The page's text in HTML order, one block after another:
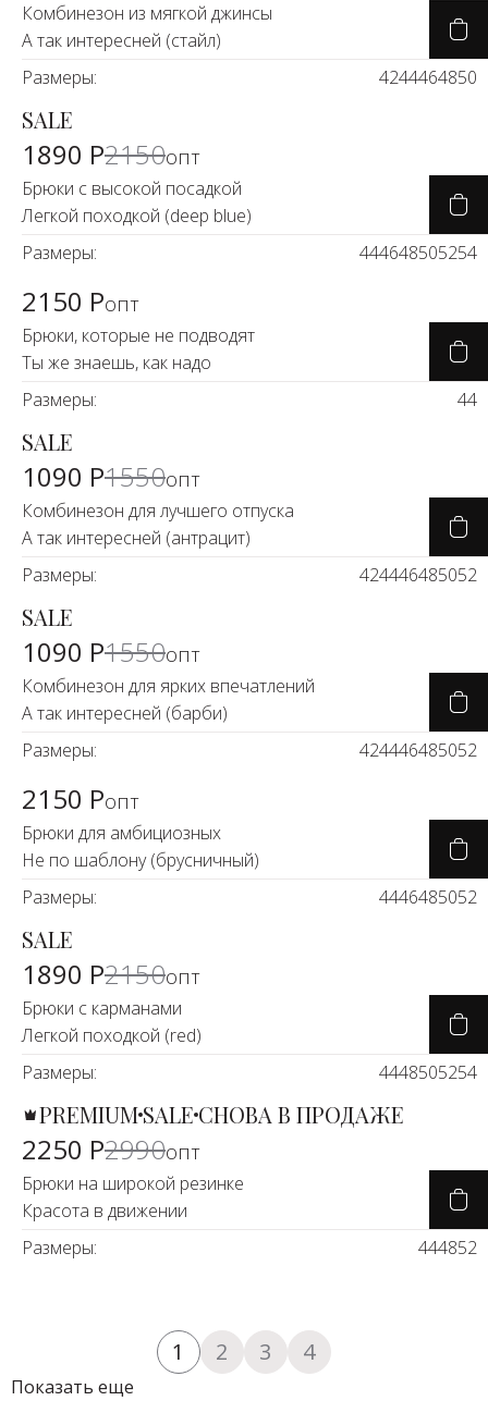
Комбинезон из мягкой джинсы
А так интересней (стайл)
Размеры:
4244464850
-11%
SALE
1890 Р2150опт
Брюки с высокой посадкой
Легкой походкой (deep blue)
Размеры:
444648505254
2150 Ропт
Брюки, которые не подводят
Ты же знаешь, как надо
Размеры:
44
-29%
SALE
1090 Р1550опт
Комбинезон для лучшего отпуска
А так интересней (антрацит)
Размеры:
424446485052
-29%
SALE
1090 Р1550опт
Комбинезон для ярких впечатлений
А так интересней (барби)
Размеры:
424446485052
2150 Ропт
Брюки для амбициозных
Не по шаблону (брусничный)
Размеры:
4446485052
-11%
SALE
1890 Р2150опт
Брюки с карманами
Легкой походкой (red)
Размеры:
4448505254
-25%
PREMIUMSALE СНОВА В ПРОДАЖЕ
2250 Р2990опт
Брюки на широкой резинке
Красота в движении
Размеры:
444852
1 2 3 4
Показать еще